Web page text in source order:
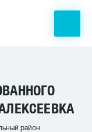
район